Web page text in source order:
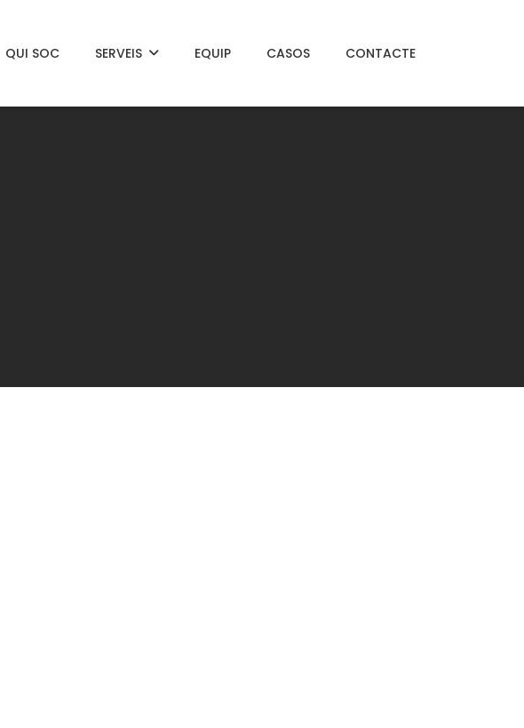
QUI SOC SERVEIS EQUIP CASOS CONTACTE